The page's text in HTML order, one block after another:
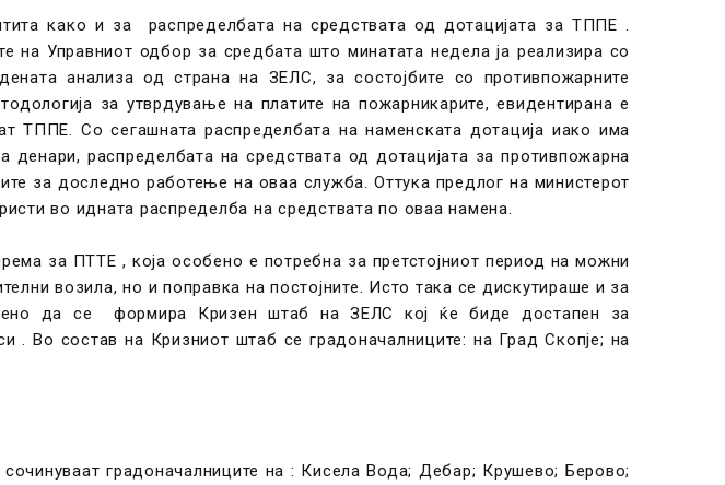
како и за распределбата на средствата од дотацијата за ТППЕ .
Управниот одбор за средбата што минатата недела ја реализира со
анализа од страна на ЗЕЛС, за состојбите со противпожарните
за утврдување на платите на пожарникарите, евидентирана е
ТППЕ. Со сегашната распределбата на наменската дотација иако има
распределбата на средствата од дотацијата за противпожарна
за доследно работење на оваа служба. Оттука предлог на министерот
во идната распределба на средствата по оваа намена.
за ПТТЕ , која особено е потребна за претстојниот период на можни
возила, но и поправка на постојните. Исто така се дискутираше и за
да се формира Кризен штаб на ЗЕЛС кој ќе биде достапен за
. Во состав на Кризниот штаб се градоначалниците: на Град Скопје; на
градоначалниците на : Кисела Вода; Дебар; Крушево; Берово;